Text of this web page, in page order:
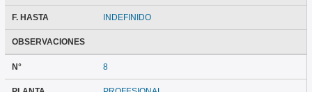
F. HASTA INDEFINIDO
OBSERVACIONES
N° 8